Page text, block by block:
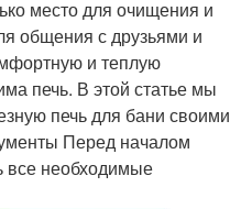
место для очищения и
общения с друзьями и
и теплую
печь. В этой статье мы
печь для бани своими
Перед началом
все необходимые